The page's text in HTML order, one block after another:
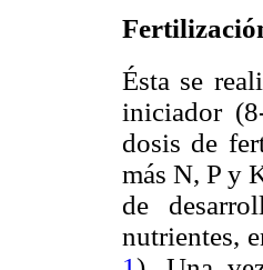
Ésta se
iniciador
dosis de
más N, P y
de
nutrientes,